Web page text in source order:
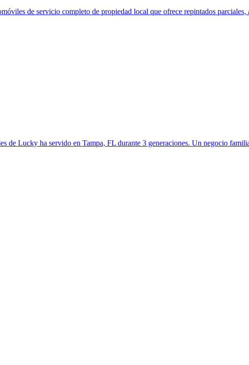
de servicio completo de propiedad local que ofrece repintados parciales,
de Lucky ha servido en Tampa, FL durante 3 generaciones. Un negocio